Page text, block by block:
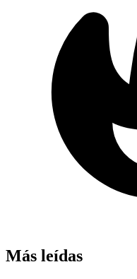
Más leídas